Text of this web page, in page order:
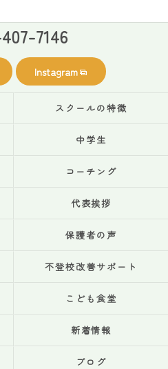
7146
Instagram
スクールの特徴
中学生
コーチング
代表挨拶
保護者の声
不登校改善サポート
こども食堂
新着情報
ブログ